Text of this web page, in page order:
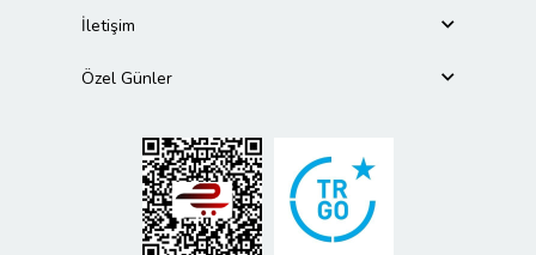
İletişim
Özel Günler